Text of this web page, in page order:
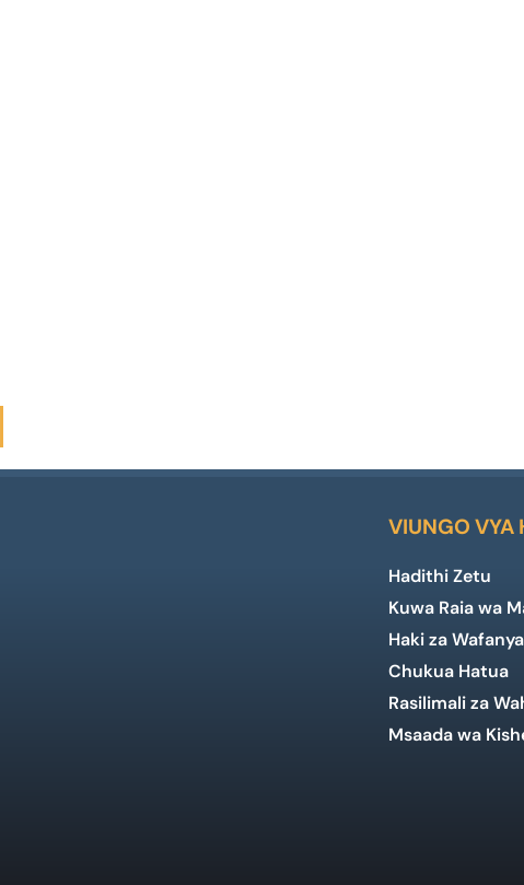
VIUNGO VYA
Hadithi Zetu
Kuwa Raia wa
Haki za
Chukua Hatua
Rasilimali za
Msaada wa